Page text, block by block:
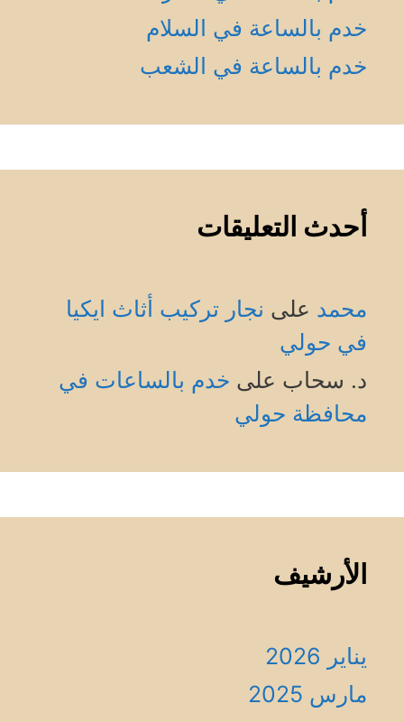
خدم بالساعة في السلام
خدم بالساعة في الشعب
أحدث التعليقات
محمد على نجار تركيب أثاث ايكيا
في حولي
د. سحاب على خدم بالساعات في
محافظة حولي
الأرشيف
يناير 2026
مارس 2025